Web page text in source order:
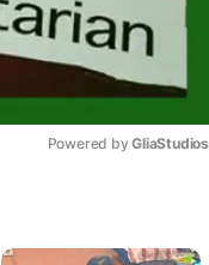
Powered by GliaStudios